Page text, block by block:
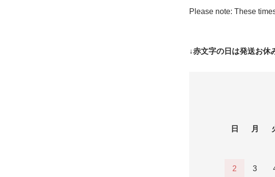
Please note: These
↓赤文字の日は発送お休
日
月
2 3